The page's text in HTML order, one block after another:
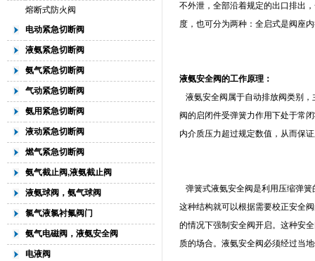
熔断式防火阀
电动紧急切断阀
液氨紧急切断阀
氨气紧急切断阀
气动紧急切断阀
氨用紧急切断阀
液动紧急切断阀
燃气紧急切断阀
氨气截止阀,液氨截止阀
液氨球阀，氨气球阀
氯气液氯衬氟阀门
氨气电磁阀，液氨安全阀
电液阀
不外泄，全部沿着规定的出口排出
度，也可分为两种：全启式是阀座
液氨安全阀的工作原理：
液氨安全阀属于自动排放阀类别
阀的启闭件受弹簧力作用下处于常
内介质压力超过规定数值，从而保
弹簧式液氨安全阀是利用压缩弹
这种结构就可以根据需要校正安全
的情况下强制安全阀开启。这种安
质的场合。液氨安全阀必须经过当